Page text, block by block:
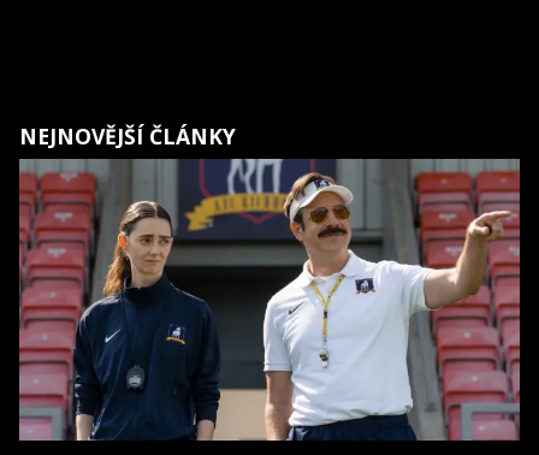
NEJNOVĚJŠÍ ČLÁNKY